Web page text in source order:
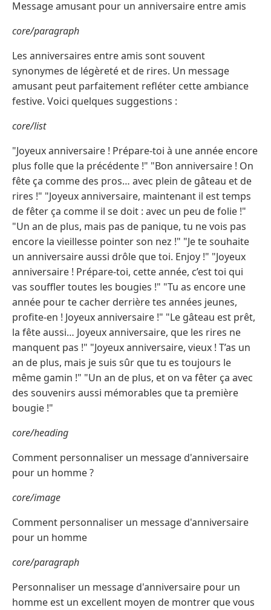
Message amusant pour un anniversaire entre amis
core/paragraph
Les anniversaires entre amis sont souvent
synonymes de légèreté et de rires. Un message
amusant peut parfaitement refléter cette ambiance
festive. Voici quelques suggestions :
core/list
"Joyeux anniversaire ! Prépare-toi à une année encore
plus folle que la précédente !" "Bon anniversaire ! On
fête ça comme des pros… avec plein de gâteau et de
rires !" "Joyeux anniversaire, maintenant il est temps
de fêter ça comme il se doit : avec un peu de folie !"
"Un an de plus, mais pas de panique, tu ne vois pas
encore la vieillesse pointer son nez !" "Je te souhaite
un anniversaire aussi drôle que toi. Enjoy !" "Joyeux
anniversaire ! Prépare-toi, cette année, c’est toi qui
vas souffler toutes les bougies !" "Tu as encore une
année pour te cacher derrière tes années jeunes,
profite-en ! Joyeux anniversaire !" "Le gâteau est prêt,
la fête aussi… Joyeux anniversaire, que les rires ne
manquent pas !" "Joyeux anniversaire, vieux ! T’as un
an de plus, mais je suis sûr que tu es toujours le
même gamin !" "Un an de plus, et on va fêter ça avec
des souvenirs aussi mémorables que ta première
bougie !"
core/heading
Comment personnaliser un message d'anniversaire
pour un homme ?
core/image
Comment personnaliser un message d'anniversaire
pour un homme
core/paragraph
Personnaliser un message d'anniversaire pour un
homme est un excellent moyen de montrer que vous